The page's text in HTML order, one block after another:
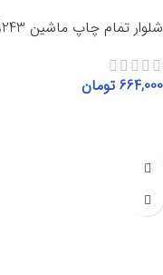
شلوار تمام چاپ ماشین 9243
664,000 تومان